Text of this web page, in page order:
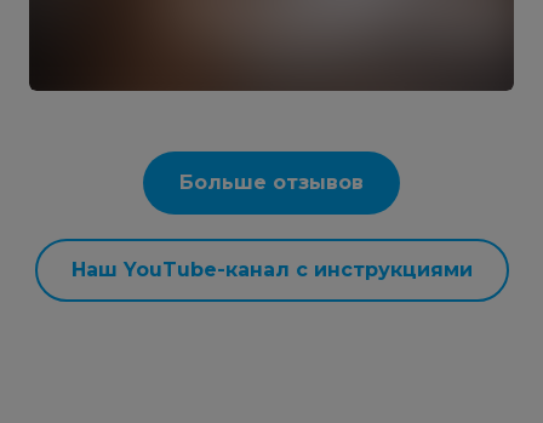
Больше отзывов
Наш YouTube-канал с инструкциями